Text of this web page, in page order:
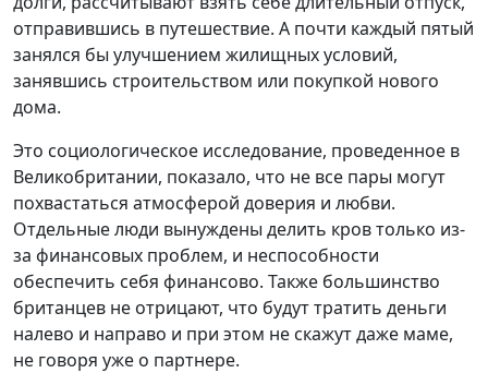
отправившись в путешествие. А почти каждый пятый
занялся бы улучшением жилищных условий,
занявшись строительством или покупкой нового
дома.
Это социологическое исследование, проведенное в
Великобритании, показало, что не все пары могут
похвастаться атмосферой доверия и любви.
Отдельные люди вынуждены делить кров только из-
за финансовых проблем, и неспособности
обеспечить себя финансово. Также большинство
британцев не отрицают, что будут тратить деньги
налево и направо и при этом не скажут даже маме,
не говоря уже о партнере.